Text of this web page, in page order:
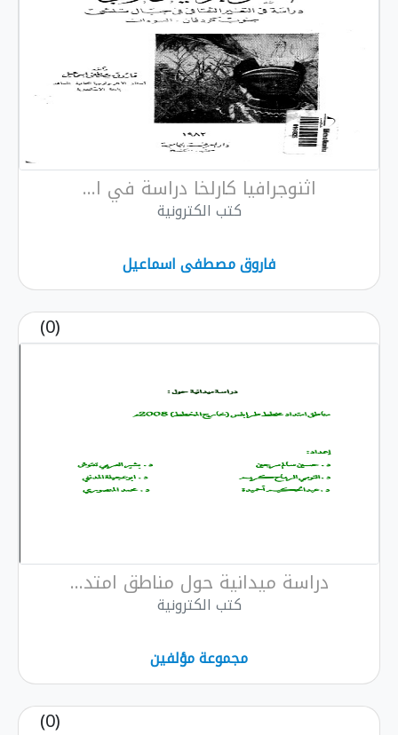
اثنوجرافيا كارلخا دراسة في ا...
كتب الكترونية
فاروق مصطفى اسماعيل
دراسة ميدانية حول مناطق امتد...
كتب الكترونية
مجموعة مؤلفين